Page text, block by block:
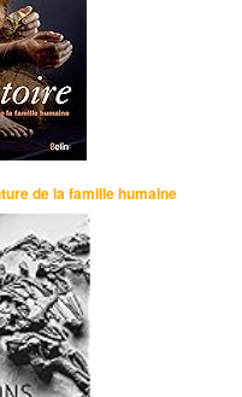
de la famille humaine